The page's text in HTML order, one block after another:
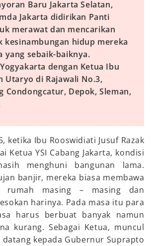
Baru Jakarta Selatan,
Jakarta didirikan Panti
merawat dan mencarikan
kesinambungan hidup mereka
yang sebaik-baiknya.
dengan Ketua Ibu
Utaryo di Rajawali No.3,
Condongcatur, Depok, Sleman,
ketika Ibu Rooswidiati Jusuf Razak
Ketua YSI Cabang Jakarta, kondisi
menghuni bangunan lama.
banjir, mereka biasa membawa
rumah masing – masing dan
harinya. Pada masa itu para
harus berbuat banyak namun
kurang. Sebagai Ketua, muncul
kepada Gubernur Suprapto